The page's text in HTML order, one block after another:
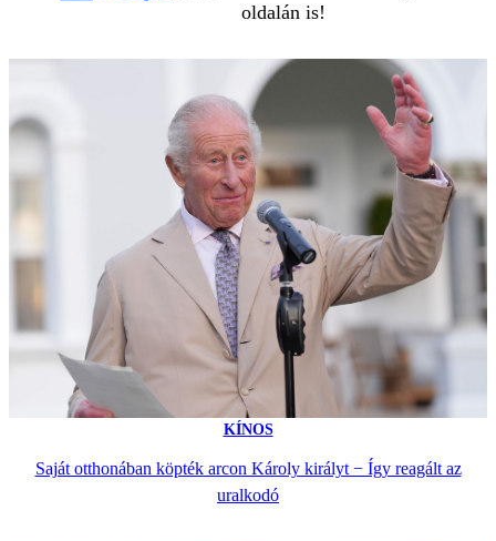
oldalán is!
KÍNOS
Saját otthonában köpték arcon Károly királyt − Így reagált az
uralkodó